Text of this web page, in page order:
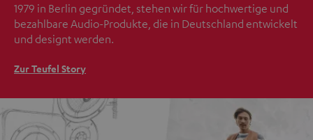
1979 in Berlin gegründet, stehen wir für hochwertige und
bezahlbare Audio-Produkte, die in Deutschland entwickelt
und designt werden.
Zur Teufel Story